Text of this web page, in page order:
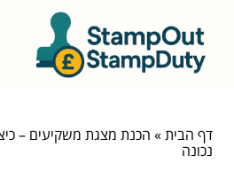
דף הבית» הכנת מצגת משקיעים –
נכונה